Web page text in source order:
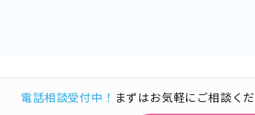
電話相談受付中！ まずはお気軽にご相談く